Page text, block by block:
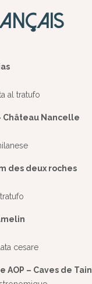
al tratufo
Château Nancelle
des deux roches
cesare
– Caves de Tain